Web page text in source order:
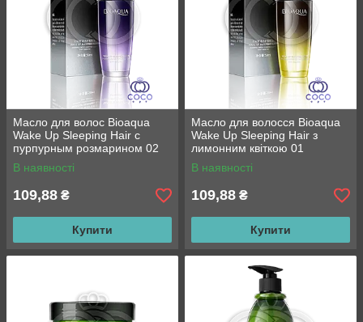
Масло для волос Bioaqua
Wake Up Sleeping Hair с
пурпурным розмарином 02
В наявності
109,88 ₴
Купити
Масло для волосся Bioaqua
Wake Up Sleeping Hair з
лимонним квіткою 01
В наявності
109,88 ₴
Купити